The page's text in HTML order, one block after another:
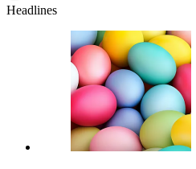
Headlines